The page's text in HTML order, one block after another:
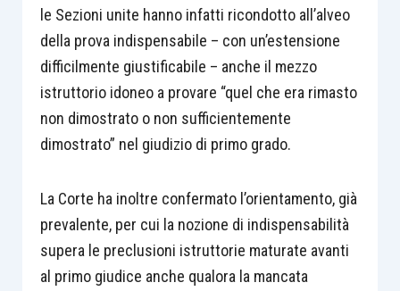
le Sezioni unite hanno infatti ricondotto all’alveo
della prova indispensabile – con un’estensione
difficilmente giustificabile – anche il mezzo
istruttorio idoneo a provare “quel che era rimasto
non dimostrato o non sufficientemente
dimostrato” nel giudizio di primo grado.
La Corte ha inoltre confermato l’orientamento, già
prevalente, per cui la nozione di indispensabilità
supera le preclusioni istruttorie maturate avanti
al primo giudice anche qualora la mancata